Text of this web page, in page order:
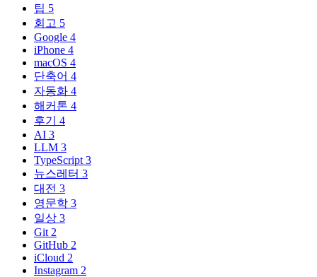
팁 5
회고 5
Google 4
iPhone 4
macOS 4
단축어 4
자동화 4
해커톤 4
후기
4
AI 3
LLM 3
TypeScript 3
뉴스레터 3
대전 3
영문학 3
일상 3
Git 2
GitHub 2
iCloud 2
Instagram 2